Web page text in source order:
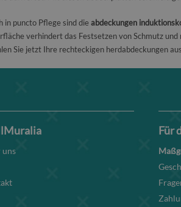
in puncto Pflege sind die abdeckungen
verhindert das Festsetzen von Schmutz
Sie jetzt Ihre rechteckigen herdabdeckungen
uns
Für